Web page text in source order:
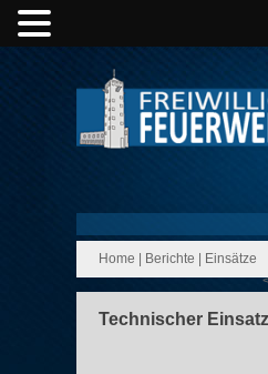
Home Berichte
Einsätze
Technischer Einsatz